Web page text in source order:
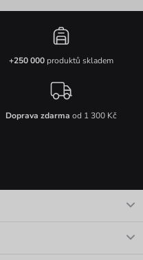
+250 000produktů skladem
Doprava zdarma od 1 300 Kč